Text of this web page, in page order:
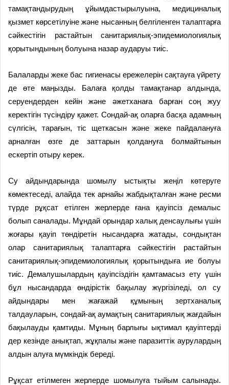
тамақтандырудың ұйымдастырылуына, медициналық
қызмет көрсетілуіне және нысанның белгіленген талаптарға
сәйкестігін растайтын санитариялық-эпидемиологиялық
қорытындының болуына назар аударуы тиіс.
Балаларды жеке бас гигиенасы ережелерін сақтауға үйрету
де өте маңызды. Балаға қолды тамақтанар алдында,
серуендерден кейін және әжетханаға барған соң жуу
керектігін түсіндіру қажет. Сондай-ақ оларға басқа адамның
сүлгісін, тарағын, тіс щеткасын және жеке пайдалануға
арналған өзге де заттарын қолдануға болмайтынын
ескертіп отыру керек.
Су айдындарында шомылу ыстықты жеңіл көтеруге
көмектеседі, алайда тек арнайы жабдықталған және ресми
түрде рұқсат етілген жерлерде ғана қауіпсіз демалыс
болып саналады. Мұндай орындар халық денсаулығы үшін
жоғары қауіп төндіретін нысандарға жатады, сондықтан
олар санитариялық талаптарға сәйкестігін растайтын
санитариялық-эпидемиологиялық қорытындыға ие болуы
тиіс. Демалушылардың қауіпсіздігін қамтамасыз ету үшін
бұл нысандарда өндірістік бақылау жүргізіледі, ол су
айдындары мен жағажай құмының зертханалық
талдауларын, сондай-ақ аумақтың санитариялық жағдайын
бақылауды қамтиды. Мұның барлығы ықтимал қауіптерді
дер кезінде анықтап, жұқпалы және паразиттік аурулардың
алдын алуға мүмкіндік береді.
Рұқсат етілмеген жерлерде шомылуға тыйым салынады.